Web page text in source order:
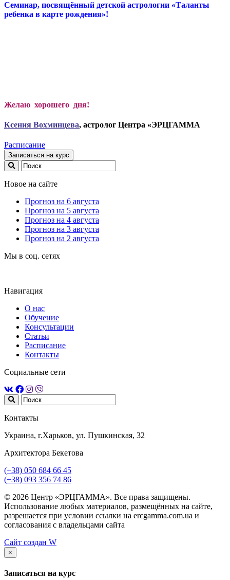
Семинар, посвящённый детской астрологии «Таланты
ребенка в карте рождения»!
Желаю хорошего дня!
Ксения Вохминцева, астролог Центра «ЭРЦГАММА
Расписание
Записаться на курс
Новое на сайте
Прогноз на 6 августа
Прогноз на 5 августа
Прогноз на 4 августа
Прогноз на 3 августа
Прогноз на 2 августа
Мы в соц. сетях
Навигация
О нас
Обучение
Консультации
Статьи
Расписание
Контакты
Социальные сети
Контакты
Украина, г.Харьков, ул. Пушкинская, 32
Архитектора Бекетова
(+38) 050 684 66 45
(+38) 093 356 74 86
© 2026 Центр «ЭРЦГАММА». Все права защищены.
Использование любых материалов, размещённых на сайте,
разрешается при условии ссылки на ercgamma.com.ua и
согласования с владельцами сайта
Сайт создан W
×
Записаться на курс